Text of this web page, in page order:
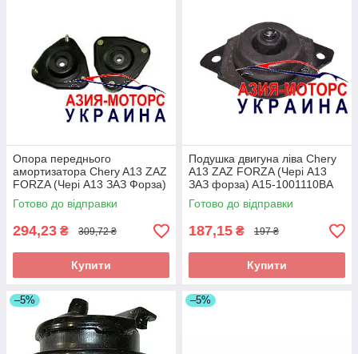
Опора переднього
амортизатора Chery A13 ZAZ
FORZA (Чері А13 ЗАЗ Форза)
A13-2901110
Готово до відправки
294,23 ₴ 309,72 ₴
Купити
Подушка двигуна ліва Chery
A13 ZAZ FORZA (Чері А13
ЗАЗ форза) A15-1001110BA
Готово до відправки
187,15 ₴ 197 ₴
Купити
–5% –5%